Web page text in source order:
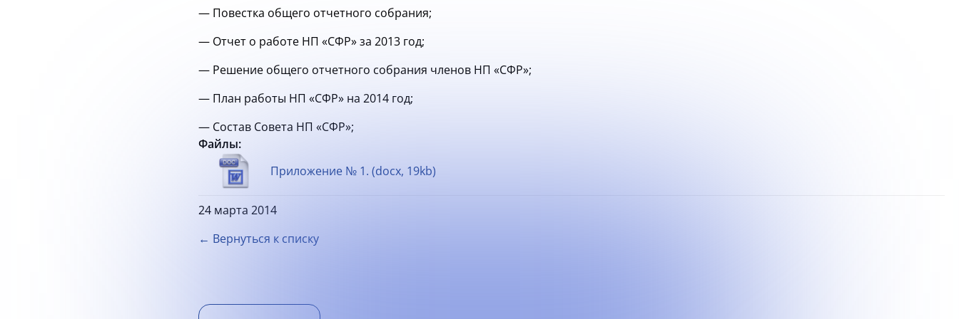
— Повестка общего отчетного собрания;
— Отчет о работе НП «СФР» за 2013 год;
— Решение общего отчетного собрания членов НП «СФР»;
— План работы НП «СФР» на 2014 год;
— Состав Совета НП «СФР»;
Файлы:
Приложение № 1. (docx, 19kb)
24 марта 2014
← Вернуться к списку